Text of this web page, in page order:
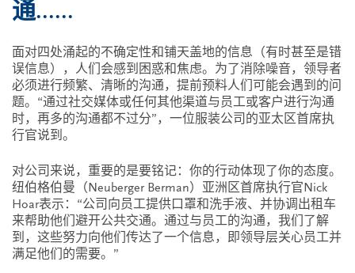
通......
面对四处涌起的不确定性和铺天盖地的信息（有时甚至是错
误信息），人们会感到困惑和焦虑。为了消除噪音，领导者
必须进行频繁、清晰的沟通，提前预料人们可能会遇到的问
题。“通过社交媒体或任何其他渠道与员工或客户进行沟通
时，再多的沟通都不过分”，一位服装公司的亚太区首席执
行官说到。
对公司来说，重要的是要铭记：你的行动体现了你的态度。
纽伯格伯曼（Neuberger Berman）亚洲区首席执行官Nick
Hoar表示：“公司向员工提供口罩和洗手液、并协调出租车
来帮助他们避开公共交通。通过与员工的沟通，我们了解
到，这些努力向他们传达了一个信息，即领导层关心员工并
满足他们的需要。”